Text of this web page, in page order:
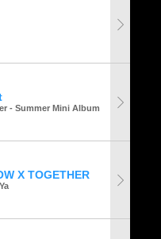
- Summer Mini Album
X TOGETHER